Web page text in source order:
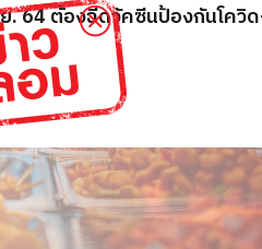
. 64 ต้องฉีดวัคซีนป้องกันโควิ